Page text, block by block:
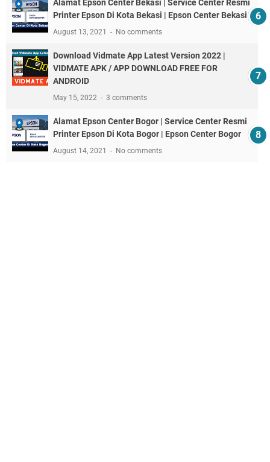
Alamat Epson Center Bekasi | Service Center Resmi
Printer Epson Di Kota Bekasi | Epson Center Bekasi
August 13, 2021 No comments
Download Vidmate App Latest Version 2022 |
VIDMATE APK / APP DOWNLOAD FREE FOR
ANDROID
May 15, 2022 3 comments
Alamat Epson Center Bogor | Service Center Resmi
Printer Epson Di Kota Bogor | Epson Center Bogor
August 14, 2021 No comments